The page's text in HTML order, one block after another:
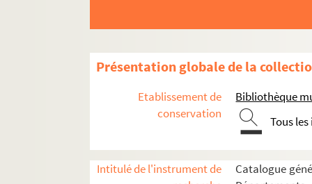
Présentation globale de la
Etablissement de
conservation
Bibliothèque
Tous
Intitulé de l'instrument de
Catalogue
1269. « Loci communes ordine alphabetico
1271. Recueil de matières diverses, par titres,
1272. Notes et extraits, sur des sujets de
1273. Recueil de pensées diverses,
1274. Notes et extraits d'auteurs, en prose